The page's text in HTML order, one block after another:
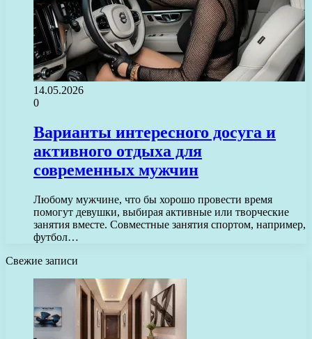
14.05.2026
0
Варианты интересного досуга и
активного отдыха для
современных мужчин
Любому мужчине, что бы хорошо провести время
помогут девушки, выбирая активные или творческие
занятия вместе. Совместные занятия спортом, например,
футбол…
Свежие записи